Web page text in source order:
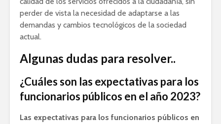
perder de vista la necesidad de adaptarse a las
demandas y cambios tecnológicos de la sociedad
actual.
Algunas dudas para resolver..
¿Cuáles son las expectativas para los
funcionarios públicos en el año 2023?
Las expectativas para los funcionarios públicos en